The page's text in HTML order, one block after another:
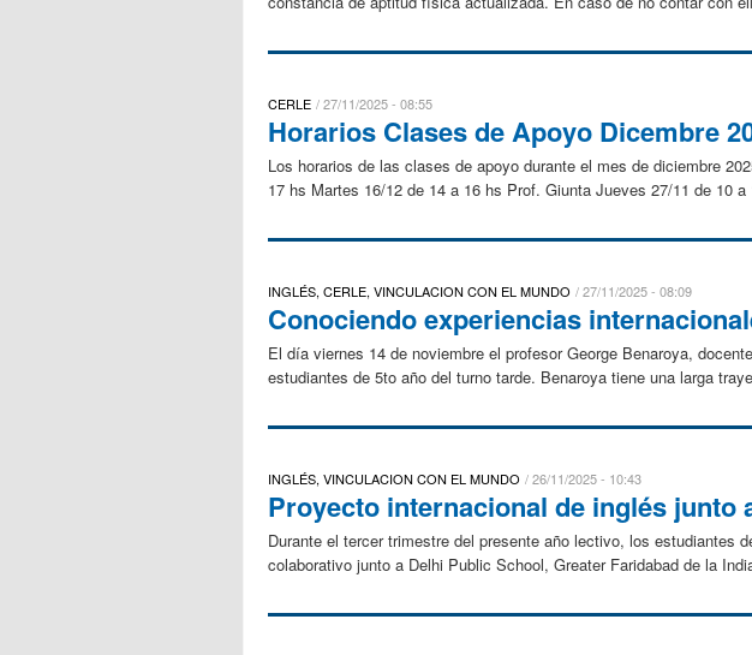
CERLE 27/11/2025 - 08:55
Horarios Clases de Apoyo Dicembre
Los horarios de las clases de apoyo durante el mes de diciembre
17 hs Martes 16/12 de 14 a 16 hs Prof. Giunta Jueves 27/11 de 10
INGLÉS, CERLE, VINCULACION CON EL MUNDO 27/11/2025 - 08:09
Conociendo experiencias
El día viernes 14 de noviembre el profesor George Benaroya,
estudiantes de 5to año del turno tarde. Benaroya tiene una larga
INGLÉS, VINCULACION CON EL MUNDO 26/11/2025 - 10:43
Proyecto internacional de inglés junto
Durante el tercer trimestre del presente año lectivo, los estudiantes
colaborativo junto a Delhi Public School, Greater Faridabad de la